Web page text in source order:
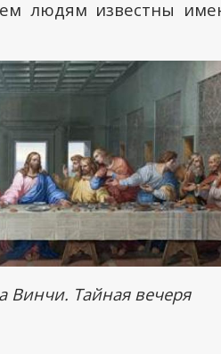
людям известны
Винчи. Тайная вечеря